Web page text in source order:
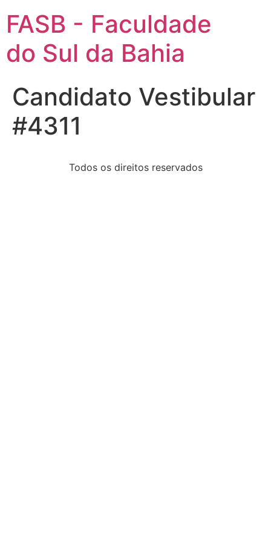
FASB - Faculdade
do Sul da Bahia
Candidato Vestibular
#4311
Todos os direitos reservados